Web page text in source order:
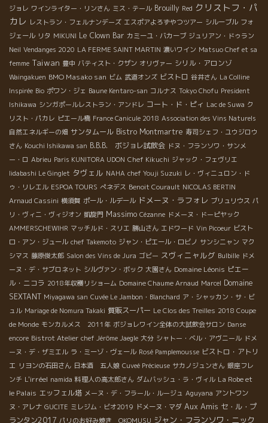
ジョレ ワインライター・リンさん ミス・テール Brouilly Red クリストフ・パ
カレ レストラン・フェルナンデーズ エスポアよろずやつツアー シルーブル フォ
ジェール リタ MIKUNI Le Clown Bar カミーユ・バカーブ ジュリアン・ドゥラン
Neil Vendanges 2020 LA FERME SAINT MARTIN 濃いワイン Matsuo Chef et sa
femme Taiwan 豊中 バティスト・クザン オリヴァー シリル・アロンゾ
Waingakuen BMO Masako san ビム 武道オンズ ビストロ 谷井さん La Colline
Inspirée Bio ポワン・ジェ Baune Kentaro-san コルナス Tokyo Chofu President
Ishikawa シンガポールレストラン・アンドレ コート・ド・ピィ Lac de Suwa ク
リスト・パカレ ピエール橋 France Canicule 2018 Association des Vins Naturels
自然エネルギーの畑 サンタムール Bistro Montmartre 寿司シェフ・ユウジロウ
さん Kouchi Ishikawa san B.B.B. ボジョレ試飲会 ドヌ・フランソワ・サンメ
ー・ロ Abrieu Paris KUNITORA UDON Chef Kikuchi ジャック・フェヴリエ
Iidabashi Le Ginglet タヴェル NAHA chef Youji Suzuki レ・ヴィニュロン・ド
ゥ・リレエル ESPOA TOURS ぺネデス Benoit Courault NICOLAS BERTIN
Arnaud Cassini 横須賀 ポール・ルデール ドメーヌ・ラフォレ ブリュリウス パ
リ・ヴィニ・ヴィジオン 凱旋門 Massimo Cézanne ドメーヌ・ドーピヤック
AMMERSCHEWIHR マッチルド・スリエ 勝山さん エドワード Vin Picoeur ビスト
ロ・アン・ジュール chef Takemoto ジャン・ピエール・ロビノ サンシニャン マク
シマス 藤原俊太郎 Salon des Vins de Jura ゴビー スヴィニャルグ Bulbille ドメ
ーヌ・デ・サブロネット シルヴァン・ボック 大園さん Domaine Léonis ピエー
ル・ニコラ 2018年収穫リショーム Domaine Chaume Arnaud Marcel Domaine
SEXTANT Miyagawa san Cuvée Le Jambon・Blanchard ア・シャッカン・サ・ビ
ュル Mariage de Nomura Takaki 質販スーパー Le Clos des Treilles 2018 Coupe
de Monde モンカルメス 2011年 ボジョレワイン全体の大試飲会サロン Danse
encore Bistrot Atelier chef Jérôme Jaegle 大分 シャトー・ベル・アヴニール ドメ
ーヌ・デ・ザミエル ラ・ミーゾ・ヴェール Rosé Pamplemousse ビストロ・アトリ
エ リヨンの石田さん 日本酒 五人娘 Cuveé Précieuse サカノジュンさん 銀座フレ
ンチ L'irréel namida 料理人の高太郎さん ダムバッシュ・ラ・ヴィル La Robe et
le Palais エッフェル塔 メーヌ・デ・フラール・ルージュ Aguyana アントワン
ヌ・アレナ GUCITE ミレジム・ビオ2019 ドメーヌ・マダ Aux Amis セ・ル・プ
ランタン2017 パリのお好み焼き OKOMUSU ジャン・フランソワ・ニック